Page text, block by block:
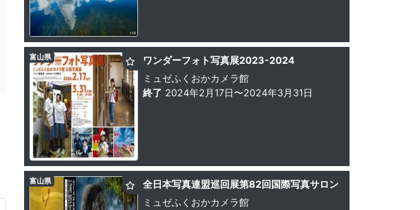
ワンダーフォト写真展2023-2024
ミュゼふくおかカメラ館
終了 2024年2月17日〜2024年3月31日
富山県
全日本写真連盟巡回展第82回国際写真サロン
ミュゼふくおかカメラ館
富山県